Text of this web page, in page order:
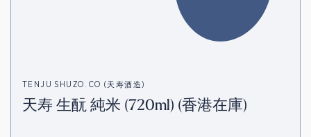
TENJU SHUZO.CO (天寿酒造)
天寿 生酛 純米 (720ml) (香港在庫)